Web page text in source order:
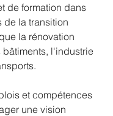
de formation dans
de la transition
la rénovation
l'industrie
et compétences
une vision